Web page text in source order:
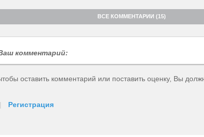
ВСЕ КОММЕНТАРИИ (15)
комментарий:
оставить комментарий или поставить оценку, Вы
| Регистрация